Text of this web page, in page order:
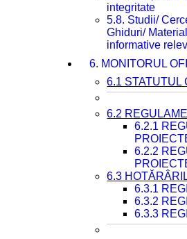
integritate
5.8. Studii/
Ghiduri/
informative
6. MONITORUL
6.1 STATUTUL
6.2
6.2.1
6.2.2
6.3
6.3.1
6.3.2
6.3.3